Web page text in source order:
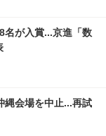
名が入賞...京進「数
縄会場を中止...再試